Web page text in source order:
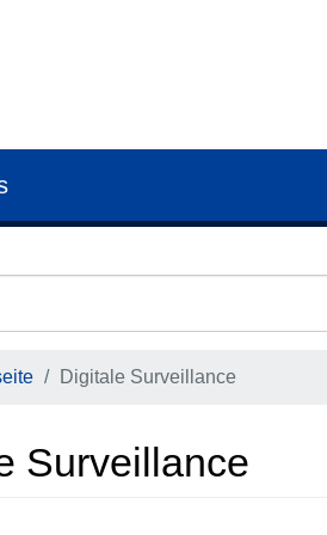
Digitale Surveillance
Surveillance